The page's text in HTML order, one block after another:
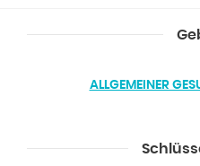
ALLGEMEINER